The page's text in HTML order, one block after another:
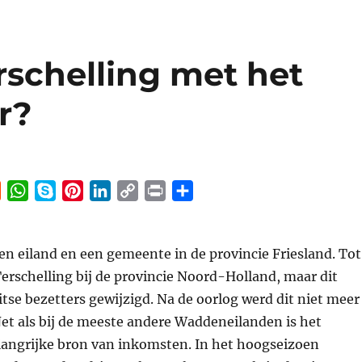
met het
d
i
t
W
t
s
A
p
p
p
e
t
e
r
e
s
k
e
d
I
n
y
L
i
n
k
n
t
r
e
eiland en een gemeente in de provincie Friesland. Tot
bij de provincie Noord-Holland, maar dit
bezetters gewijzigd. Na de oorlog werd dit niet meer
als bij de meeste andere Waddeneilanden is het
bron van inkomsten. In het hoogseizoen